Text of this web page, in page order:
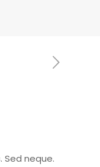
Sed neque.